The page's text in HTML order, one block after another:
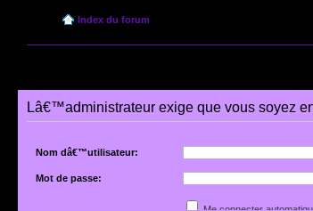
Index du forum
Lâ€™administrateur exige que vous soyez
Nom dâ€™utilisateur:
Mot de passe: